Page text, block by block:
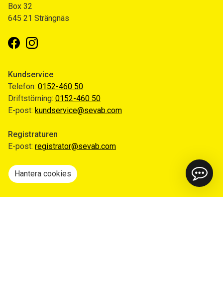
Box 32
645 21 Strängnäs
FacebookInstagram
Kundservice
Telefon: 0152-460 50
Driftstörning: 0152-460 50
E-post: kundservice@sevab.com
Registraturen
E-post: registrator@sevab.com
Hantera cookies